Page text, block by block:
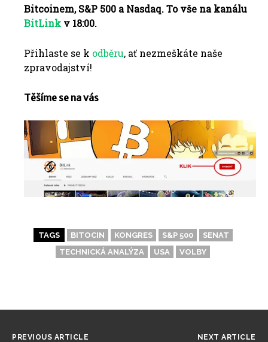
Bitcoinem, S&P 500 a Nasdaq. To vše na kanálu
BitLink v 18:00.
Přihlaste se k odběru, ať nezmeškáte naše
zpravodajství!
Těšíme se na vás
TAGS BITOCIN KONGRES S&P 500
SENAT
TECHNICKÁ ANALÝZA
USA VOLBY
PREVIOUS ARTICLE NEXT ARTICLE